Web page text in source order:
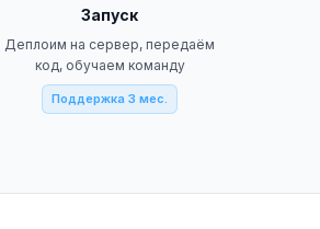
Запуск
Деплоим на сервер, передаём
код, обучаем команду
Поддержка 3 мес.